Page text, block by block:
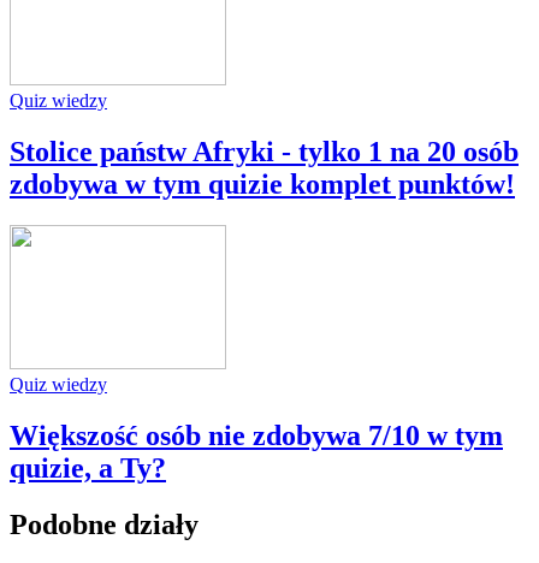
Quiz wiedzy
Stolice państw Afryki - tylko 1 na 20 osób
zdobywa w tym quizie komplet punktów!
Quiz wiedzy
Większość osób nie zdobywa 7/10 w tym
quizie, a Ty?
Podobne działy